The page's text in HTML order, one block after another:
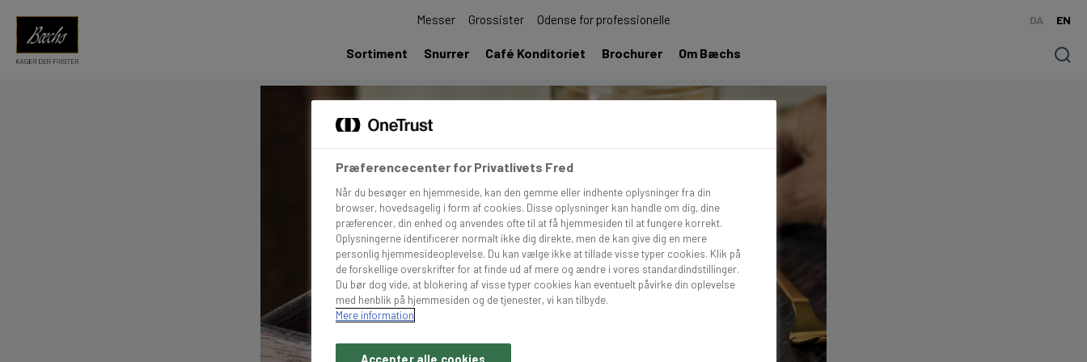
Messer Grossister Odense for professionelle
Sortiment Snurrer Café Konditoriet Brochurer Om Bæchs Søg
DA EN
Præferencecenter for Privatlivets Fred
Når du besøger en hjemmeside, kan den gemme eller indhente oplysninger fra din
browser, hovedsagelig i form af cookies. Disse oplysninger kan handle om dig, dine
præferencer, din enhed og anvendes ofte til at få hjemmesiden til at fungere korrekt.
Oplysningerne identificerer normalt ikke dig direkte, men de kan give dig en mere
personlig hjemmesideoplevelse. Du kan vælge ikke at tillade visse typer cookies. Klik på
de forskellige overskrifter for at finde ud af mere og ændre i vores standardindstillinger.
Du bør dog vide, at blokering af visse typer cookies kan eventuelt påvirke din oplevelse
med henblik på hjemmesiden og de tjenester, vi kan tilbyde.
Mere information